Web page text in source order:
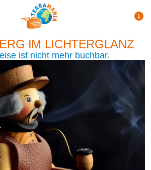
IM LICHTERGLANZ
ist nicht mehr buchbar.